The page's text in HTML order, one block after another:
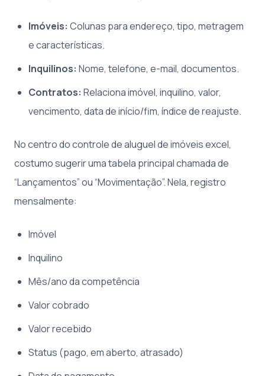
Imóveis: Colunas para endereço, tipo, metragem
e características.
Inquilinos: Nome, telefone, e-mail, documentos.
Contratos: Relaciona imóvel, inquilino, valor,
vencimento, data de início/fim, índice de reajuste.
No centro do controle de aluguel de imóveis excel,
costumo sugerir uma tabela principal chamada de
“Lançamentos” ou “Movimentação”. Nela, registro
mensalmente:
Imóvel
Inquilino
Mês/ano da competência
Valor cobrado
Valor recebido
Status (pago, em aberto, atrasado)